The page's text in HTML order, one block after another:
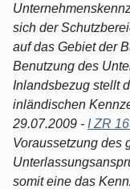
sich der
auf das Gebiet der
Benutzung des
Inlandsbezug stellt
inländischen
29.07.2009 - I ZR
Voraussetzung des
somit eine das